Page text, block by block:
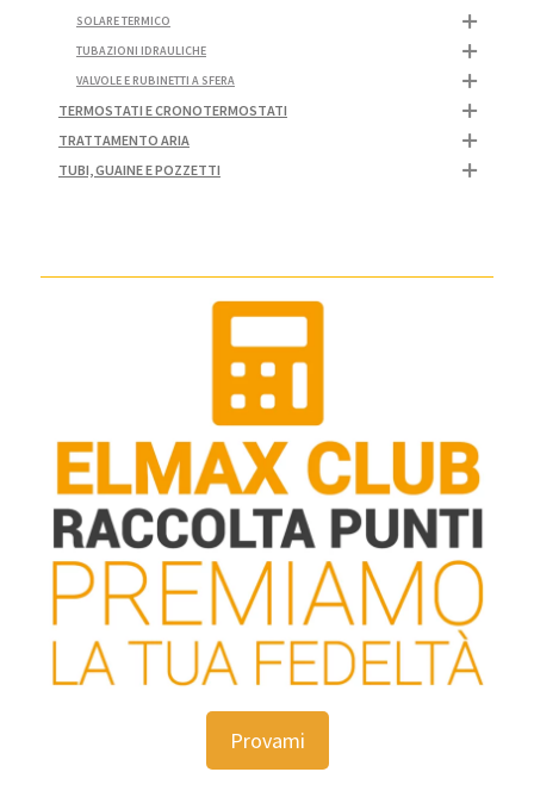
SOLARE TERMICO
TUBAZIONI IDRAULICHE
VALVOLE E RUBINETTI A SFERA
TERMOSTATI E CRONOTERMOSTATI
TRATTAMENTO ARIA
TUBI, GUAINE E POZZETTI
Provami